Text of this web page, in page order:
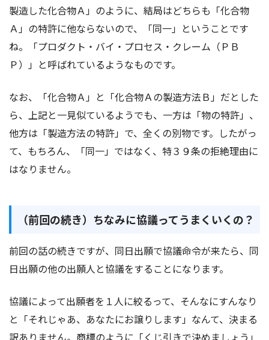
製造した化合物Ａ」のように、結局はどちらも「化合物
Ａ」の特許に他ならないので、「同一」ということです
ね。「プロダクト・バイ・プロセス・クレーム（ＰＢ
Ｐ）」と呼ばれているようなものです。
なお、「化合物Ａ」と「化合物Ａの製造方法Ｂ」だとした
ら、上記と一見似ているようでも、一方は「物の特許」、
他方は「製造方法の特許」で、全くの別物です。したがっ
て、もちろん、「同一」ではなく、特３９条の拒絶理由に
はなりません。
（前回の続き）ちなみに協議ってうまくいくの？
前回の話の続きですが、同日出願で協議命令が来たら、同
日出願の他の出願人と協議をすることになります。
協議によって出願者を１人に絞るって、そんなにすんなり
と「それじゃあ、あなたにお譲りします」なんて、決まる
訳ありません。商標のように「くじ引きで決めましょう」